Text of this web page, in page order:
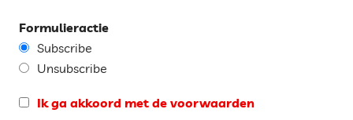
Formulieractie
Subscribe
Unsubscribe
Ik ga akkoord met de voorwaarden